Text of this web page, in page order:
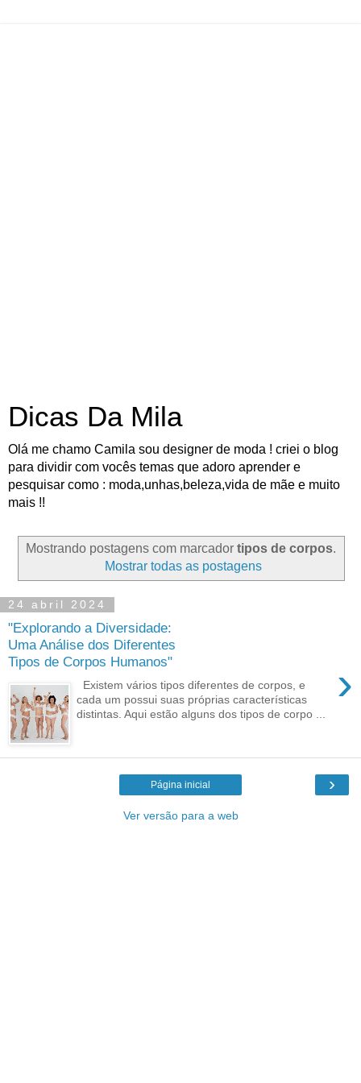
Dicas Da Mila
Olá me chamo Camila sou designer de moda ! criei o blog
para dividir com vocês temas que adoro aprender e
pesquisar como : moda,unhas,beleza,vida de mãe e muito
mais !!
Mostrando postagens com marcador tipos de corpos.
Mostrar todas as postagens
24 abril 2024
"Explorando a Diversidade:
Uma Análise dos Diferentes
Tipos de Corpos Humanos"
›
Existem vários tipos diferentes de corpos, e
cada um possui suas próprias características
distintas. Aqui estão alguns dos tipos de corpo ...
›
Página inicial
Ver versão para a web